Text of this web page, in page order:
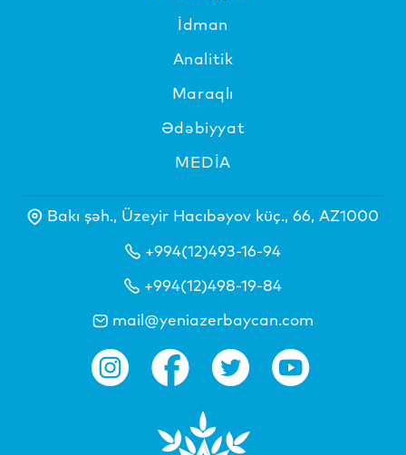
İdman
Analitik
Maraqlı
Ədəbiyyat
MEDİA
Bakı şəh., Üzeyir Hacıbəyov küç., 66, AZ1000
+994(12)493-16-94
+994(12)498-19-84
mail@yeniazerbaycan.com